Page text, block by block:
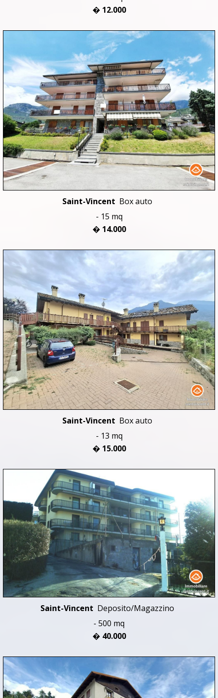
� 12.000
Saint-Vincent Box auto
- 15 mq
� 14.000
Saint-Vincent Box auto
- 13 mq
� 15.000
Saint-Vincent Deposito/Magazzino
- 500 mq
� 40.000